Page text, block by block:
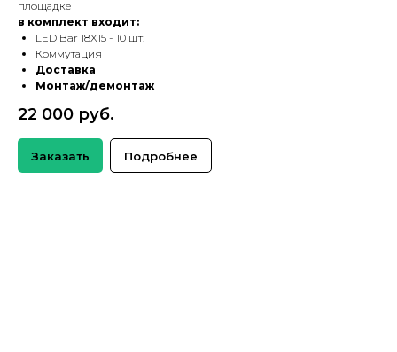
площадке
в комплект входит:
LED Bar 18X15 - 10 шт.
Коммутация
Доставка
Монтаж/демонтаж
22 000 руб.
Заказать Подробнее